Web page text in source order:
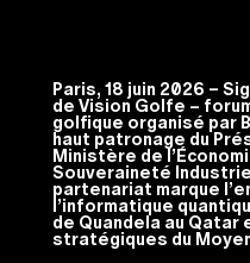
Paris, 18 juin 2026 –
de Vision Golfe –
golfique organisé par
haut patronage du
Ministère de
Souveraineté
partenariat marque
l’informatique
de Quandela au Qatar
stratégiques du